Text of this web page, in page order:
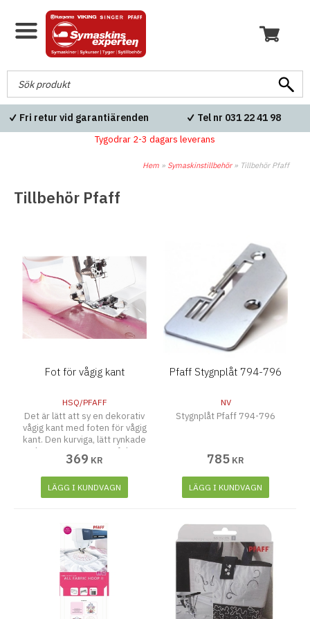
Fri retur vid garantiärenden Tel nr 031 22 41 98
Tygodrar 2-3 dagars leverans
Hem » Symaskinstillbehör» Tillbehör Pfaff
Tillbehör Pfaff
Fot för vågig kant
HSQ/PFAFF
Det är lätt att sy en dekorativ
vågig kant med foten för vågig
kant. Den kurviga, lätt rynkade
kanten utgör en perfekt
avslutning på brudslöjor
369 KR
LÄGG I KUNDVAGN
Pfaff Stygnplåt 794-796
NV
Stygnplåt Pfaff 794-796
785 KR
LÄGG I KUNDVAGN